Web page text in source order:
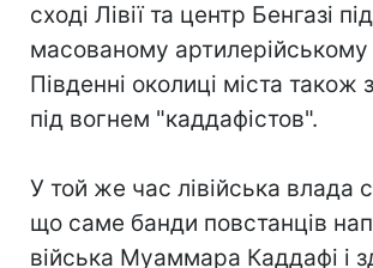
сході Лівії та центр Бенгазі
масованому артилерійському
Південні околиці міста також
під вогнем "каддафістов".
У той же час лівійська влада
що саме банди повстанців
війська Муаммара Каддафі і